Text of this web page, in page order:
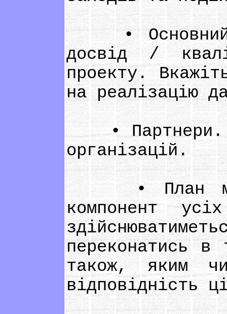
• Основний
досвід /
проекту.
на реалізацію
• Партнери.
організацій.
• План
компонент
переконатись
також, яким
відповідність